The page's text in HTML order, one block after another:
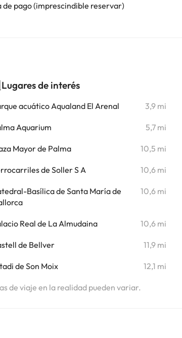
de pago (imprescindible reservar)
Lugares de interés
acuático Aqualand El Arenal 3,9 mi
Aquarium 5,7 mi
Mayor de Palma 10,5 mi
de Soller S A 10,6 mi
Basílica de Santa María de
10,6 mi
Real de La Almudaina 10,6 mi
de Bellver 11,9 mi
de Son Moix 12,1 mi
de viaje en la realidad pueden variar.